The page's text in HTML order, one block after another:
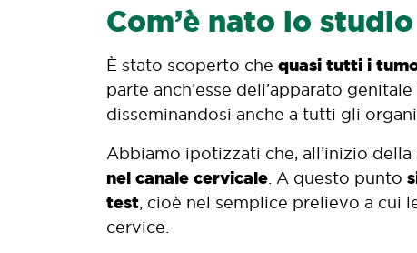
Com’è nato lo
È stato scoperto che quasi tutti i
parte anch’esse dell’apparato
disseminandosi anche a tutti gli
Abbiamo ipotizzati che, all’inizio della
nel canale cervicale . A questo punto
test, cioè nel semplice prelievo a cui
cervice.